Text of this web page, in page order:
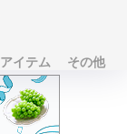
アイテム その他